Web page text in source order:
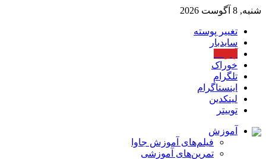
شنبه, 8 آگوست 2026
تغییر پوسته
سایدبار
خوراک
تلگرام
اینستاگرام
لینکدین
توییتر
آموزش
فیلم‌های آموزش جاوا
تمرین‌های آموزشی